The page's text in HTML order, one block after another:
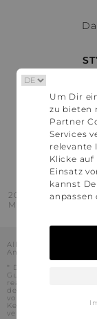
2016 - 2026 ©
Made for you with
Alle Preise inkl. der
Angaben ohne Gewähr.
* Die angezeigten
Gutschein-Codes auf
realisiert werden
der Gutschein-Codes
vorkommen, dass die
Kenntnisstand bei
verwendet werden
Um Dir
zu bieten
Partner
Services
relevante
Klicke auf
Einsatz
kannst
anpassen